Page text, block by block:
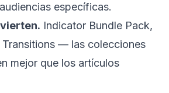
específicas.
Indicator Bundle Pack,
Transitions — las colecciones
mejor que los artículos